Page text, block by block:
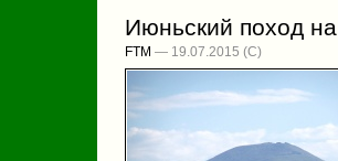
Июньский поход
FTM — 19.07.2015